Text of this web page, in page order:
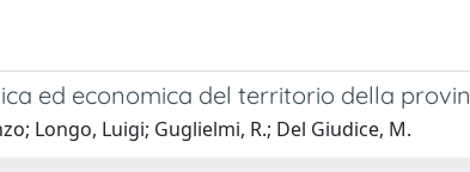
ed economica del territorio della
Longo, Luigi; Guglielmi, R.; Del Giudice, M.